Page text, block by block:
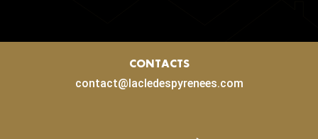
CONTACTS
contact@lacledespyrenees.com